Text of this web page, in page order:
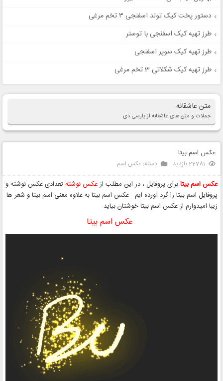
دستور پخت کیک تولد اسفنجی ۳ تخم مرغی
طرز تهیه کیک اسفنجی با توستر
طرز تهیه کیک سوپر اسفنجی
طرز تهیه کیک شکلاتی 3 تخم مرغی
متن عاشقانه
جملات و متن های عاشقانه از پارسی دی
عکس اسم بیتا
22781 بازدید دسته: عکس اسم
عکس اسم بیتا برای پروفایل ، در این مطلب از عکس نوشته تعدادی عکس نوشته و
پروفایل اسم بیتا را گرد آورده ایم . عکس اسم بیتا به علاوه معنی اسم بیتا و شعر ها
زیبا امیدوارم از عکس اسم بیتا خوشتان بیاید.
عکس اسم بیتا